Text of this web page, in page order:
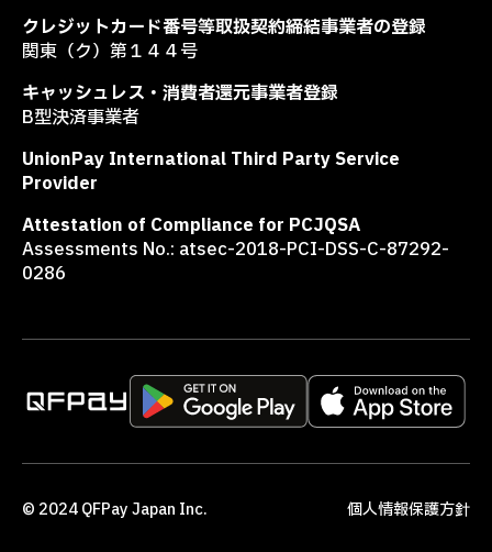
クレジットカード番号等取扱契約締結事業者の登録
関東（ク）第１４４号
キャッシュレス・消費者還元事業者登録
B型決済事業者
UnionPay International Third Party Service
Provider
Attestation of Compliance for PCJQSA
Assessments No.: atsec-2018-PCI-DSS-C-87292-
0286
© 2024 QFPay Japan Inc. 個人情報保護方針